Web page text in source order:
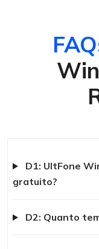
D1: UltFone
gratuito?
D2: Quanto